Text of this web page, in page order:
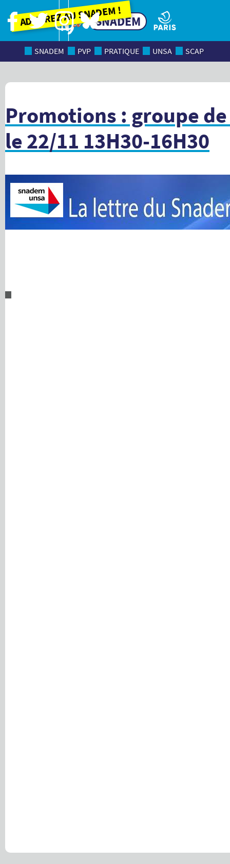
Adhérez au SNADEM !
SNADEM
SNADEM PVP PRATIQUE UNSA SCAP
Promotions : groupe
le 22/11 13H30-16H30